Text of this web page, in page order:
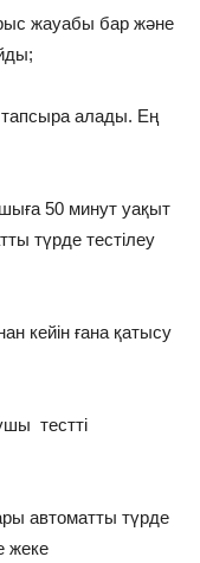
жауабы бар және
алады. Ең
50 минут уақыт
түрде тестілеу
ғана қатысу
тестті
автоматты түрде
жеке